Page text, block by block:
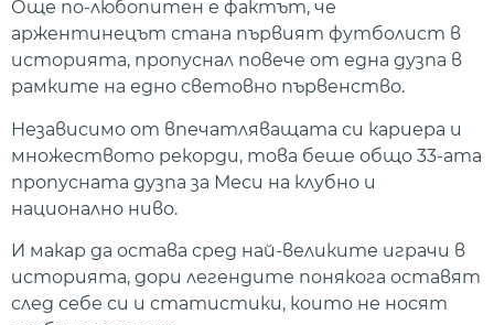
Още по-любопитен е фактът, че
аржентинецът стана първият футболист в
историята, пропуснал повече от една дузпа в
рамките на едно световно първенство.
Независимо от впечатляващата си кариера и
множеството рекорди, това беше общо 33-ата
пропусната дузпа за Меси на клубно и
национално ниво.
И макар да остава сред най-великите играчи в
историята, дори легендите понякога оставят
след себе си и статистики, които не носят